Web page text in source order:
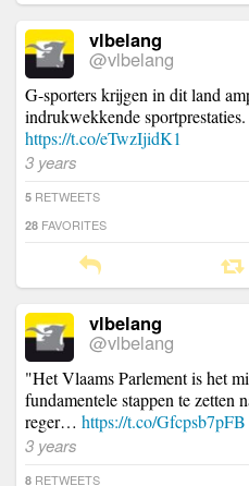
vlbelang
@vlbelang
G-sporters krijgen in dit land
indrukwekkende
https://t.co/eTwzIjidK1
3 years
5 RETWEETS
28 FAVORITES
vlbelang
@vlbelang
"Het Vlaams Parlement is het
fundamentele stappen te zetten
reger… https://t.co/Gfcpsb7pFB
3 years
8 RETWEETS